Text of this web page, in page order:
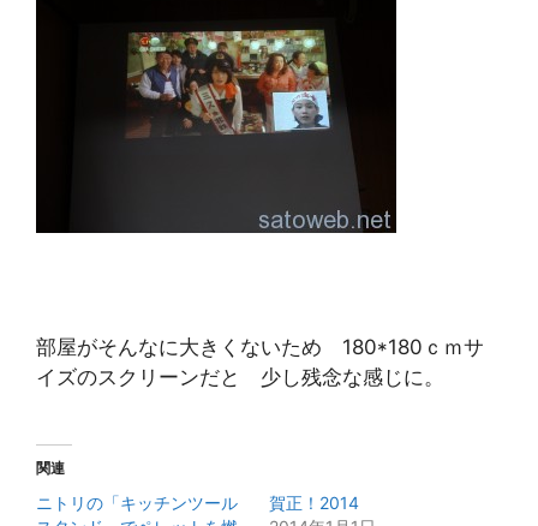
部屋がそんなに大きくないため 180*180ｃｍサ
イズのスクリーンだと 少し残念な感じに。
関連
ニトリの「キッチンツール
賀正！2014